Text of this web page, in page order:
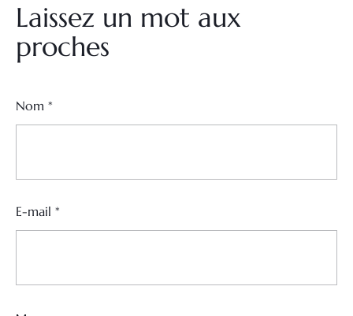
Laissez un mot aux
proches
Nom *
E-mail *